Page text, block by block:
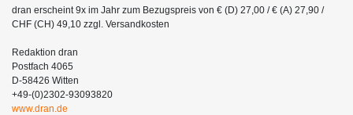
dran erscheint 9x im Jahr zum Bezugspreis von € (D) 27,00 / € (A) 27,90 /
CHF (CH) 49,10 zzgl. Versandkosten
Redaktion dran
Postfach 4065
D-58426 Witten
+49-(0)2302-93093820
www.dran.de